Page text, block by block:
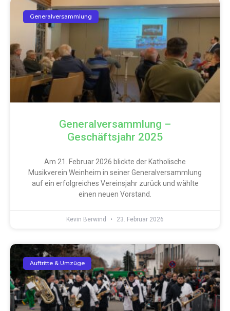
Generalversammlung
Generalversammlung –
Geschäftsjahr 2025
Am 21. Februar 2026 blickte der Katholische
Musikverein Weinheim in seiner Generalversammlung
auf ein erfolgreiches Vereinsjahr zurück und wählte
einen neuen Vorstand.
Kevin Berwind 23. Februar 2026
Auftritte & Umzüge